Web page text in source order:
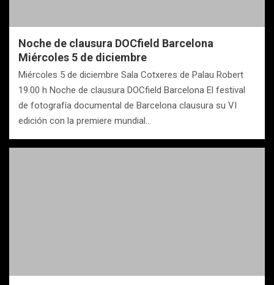
Noche de clausura DOCfield Barcelona
Miércoles 5 de diciembre
Miércoles 5 de diciembre Sala Cotxeres de Palau Robert
19.00 h Noche de clausura DOCfield Barcelona El festival
de fotografía documental de Barcelona clausura su VI
edición con la premiere mundial…